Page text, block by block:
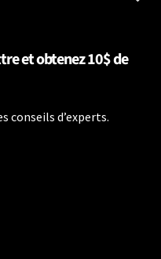
et obtenez 10$ de
conseils d’experts.